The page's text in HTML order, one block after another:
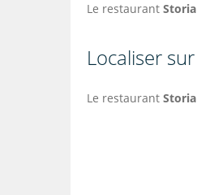
Le restaurant
Localiser
Le restaurant